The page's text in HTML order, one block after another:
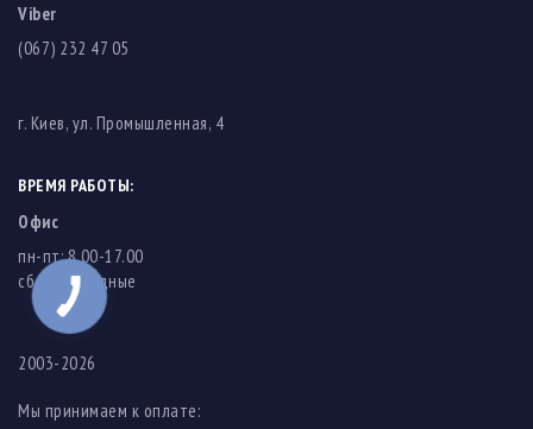
Viber
(067) 232 47 05
г. Киев, ул. Промышленная, 4
ВРЕМЯ РАБОТЫ:
Офис
пн-пт: 8.00-17.00
cб-вс: выходные
2003-2026
Мы принимаем к оплате: